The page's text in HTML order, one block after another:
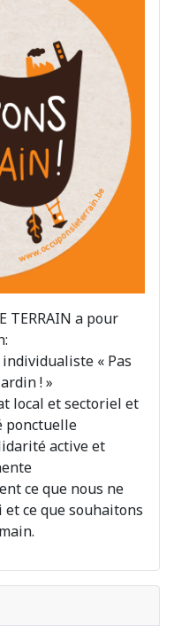
TERRAIN a pour
« Pas
! »
local et sectoriel et
ponctuelle
active et
ce que nous ne
ce que souhaitons